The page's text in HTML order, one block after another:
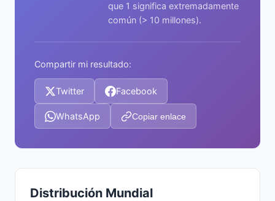
que 1 significa extremadamente
común (> 10 millones).
Compartir mi resultado:
Twitter Facebook
WhatsApp Copiar enlace
Distribución Mundial